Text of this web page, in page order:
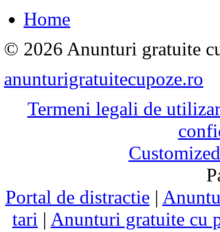
Home
© 2026 Anunturi gratuite
anunturigratuitecupoze.ro
Termeni legali de
Portal de distractie |
tari | Anunturi gratuite cu